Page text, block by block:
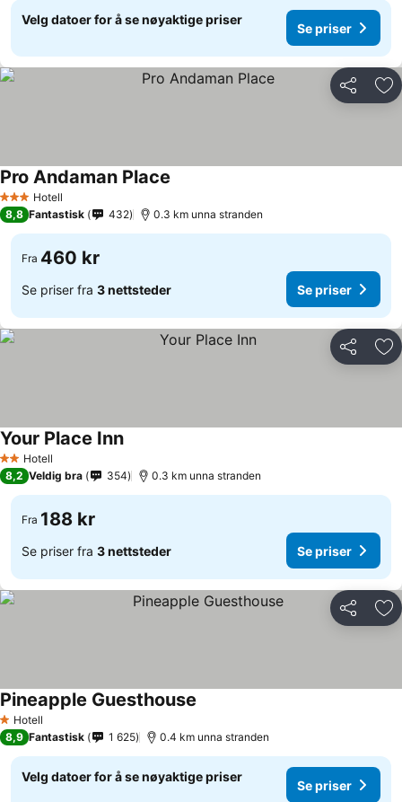
Velg datoer for å se nøyaktige priser
Se priser
Del
3 StjernerHotell
Pro Andaman Place
8,8 Fantastisk 432 0.3 km unna stranden
Fra 460 kr
Se priser fra 3 nettsteder Se priser
Del
2 Stjerner
Hotell
Your Place Inn
8,2 Veldig bra 354 0.3 km unna stranden
Fra 188 kr
Se priser fra 3 nettsteder Se priser
Del
1 Stjerner
Hotell
Pineapple Guesthouse
8,9 Fantastisk 1 625 0.4 km unna stranden
Velg datoer for å se nøyaktige priser
Se priser